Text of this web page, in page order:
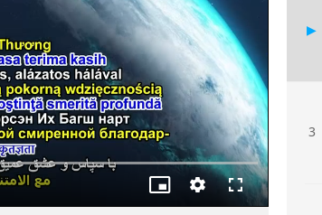
Obraz
v
kvalitaNa
celou
3